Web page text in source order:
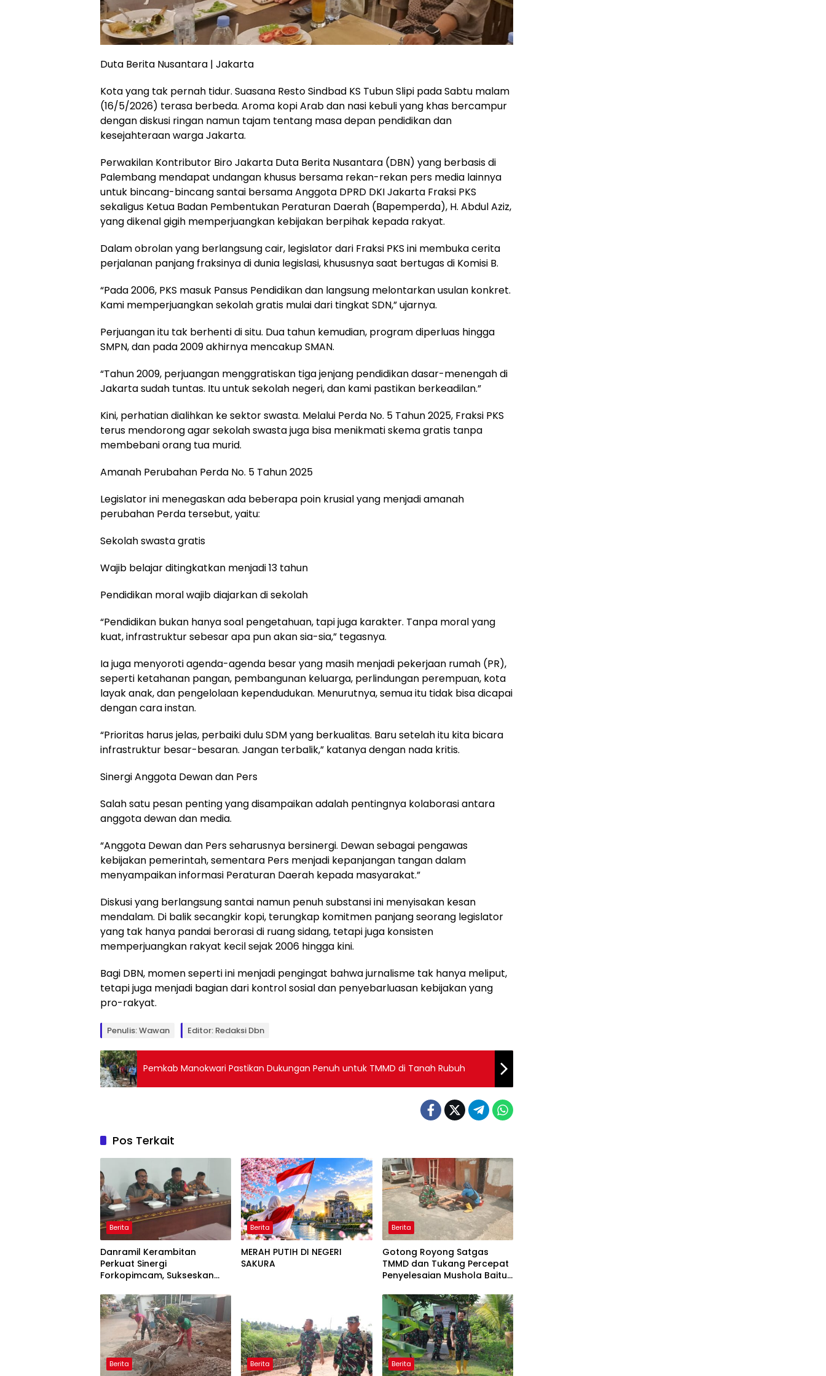
Duta Berita Nusantara | Jakarta
Kota yang tak pernah tidur. Suasana Resto Sindbad KS Tubun Slipi pada Sabtu malam
(16/5/2026) terasa berbeda. Aroma kopi Arab dan nasi kebuli yang khas bercampur
dengan diskusi ringan namun tajam tentang masa depan pendidikan dan
kesejahteraan warga Jakarta.
Perwakilan Kontributor Biro Jakarta Duta Berita Nusantara (DBN) yang berbasis di
Palembang mendapat undangan khusus bersama rekan-rekan pers media lainnya
untuk bincang-bincang santai bersama Anggota DPRD DKI Jakarta Fraksi PKS
sekaligus Ketua Badan Pembentukan Peraturan Daerah (Bapemperda), H. Abdul Aziz,
yang dikenal gigih memperjuangkan kebijakan berpihak kepada rakyat.
Dalam obrolan yang berlangsung cair, legislator dari Fraksi PKS ini membuka cerita
perjalanan panjang fraksinya di dunia legislasi, khususnya saat bertugas di Komisi B.
“Pada 2006, PKS masuk Pansus Pendidikan dan langsung melontarkan usulan konkret.
Kami memperjuangkan sekolah gratis mulai dari tingkat SDN,” ujarnya.
Perjuangan itu tak berhenti di situ. Dua tahun kemudian, program diperluas hingga
SMPN, dan pada 2009 akhirnya mencakup SMAN.
“Tahun 2009, perjuangan menggratiskan tiga jenjang pendidikan dasar-menengah di
Jakarta sudah tuntas. Itu untuk sekolah negeri, dan kami pastikan berkeadilan.”
Kini, perhatian dialihkan ke sektor swasta. Melalui Perda No. 5 Tahun 2025, Fraksi PKS
terus mendorong agar sekolah swasta juga bisa menikmati skema gratis tanpa
membebani orang tua murid.
Amanah Perubahan Perda No. 5 Tahun 2025
Legislator ini menegaskan ada beberapa poin krusial yang menjadi amanah
perubahan Perda tersebut, yaitu:
Sekolah swasta gratis
Wajib belajar ditingkatkan menjadi 13 tahun
Pendidikan moral wajib diajarkan di sekolah
“Pendidikan bukan hanya soal pengetahuan, tapi juga karakter. Tanpa moral yang
kuat, infrastruktur sebesar apa pun akan sia-sia,” tegasnya.
Ia juga menyoroti agenda-agenda besar yang masih menjadi pekerjaan rumah (PR),
seperti ketahanan pangan, pembangunan keluarga, perlindungan perempuan, kota
layak anak, dan pengelolaan kependudukan. Menurutnya, semua itu tidak bisa dicapai
dengan cara instan.
“Prioritas harus jelas, perbaiki dulu SDM yang berkualitas. Baru setelah itu kita bicara
infrastruktur besar-besaran. Jangan terbalik,” katanya dengan nada kritis.
Sinergi Anggota Dewan dan Pers
Salah satu pesan penting yang disampaikan adalah pentingnya kolaborasi antara
anggota dewan dan media.
“Anggota Dewan dan Pers seharusnya bersinergi. Dewan sebagai pengawas
kebijakan pemerintah, sementara Pers menjadi kepanjangan tangan dalam
menyampaikan informasi Peraturan Daerah kepada masyarakat.”
Diskusi yang berlangsung santai namun penuh substansi ini menyisakan kesan
mendalam. Di balik secangkir kopi, terungkap komitmen panjang seorang legislator
yang tak hanya pandai berorasi di ruang sidang, tetapi juga konsisten
memperjuangkan rakyat kecil sejak 2006 hingga kini.
Bagi DBN, momen seperti ini menjadi pengingat bahwa jurnalisme tak hanya meliput,
tetapi juga menjadi bagian dari kontrol sosial dan penyebarluasan kebijakan yang
pro-rakyat.
Penulis: Wawan Editor: Redaksi Dbn
Pemkab Manokwari Pastikan Dukungan Penuh untuk TMMD di Tanah Rubuh
Pos Terkait
Berita
Danramil Kerambitan
Perkuat Sinergi
Forkopimcam, Sukseskan
Seluruh Masyarakat
Berita
MERAH PUTIH DI NEGERI
SAKURA
Berita
Gotong Royong Satgas
TMMD dan Tukang Percepat
Penyelesaian Mushola Baitul
Berita Berita Berita